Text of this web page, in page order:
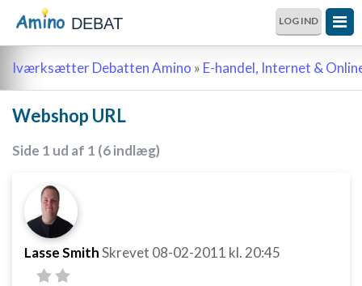
DEBAT LOG IND
Iværksætter Debatten Amino » E-handel, Internet &
Webshop URL
Side 1 ud af 1 (6 indlæg)
Lasse SmithSkrevet 08-02-2011 kl. 20:45